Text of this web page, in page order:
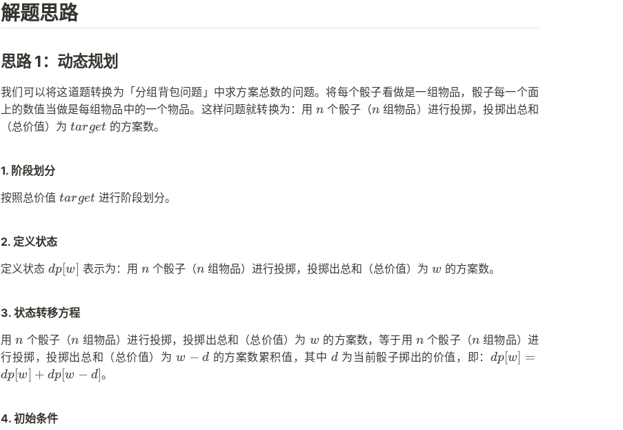
解题思路
思路 1：动态规划
我们可以将这道题转换为「分组背包问题」中求方案总数的问题。将每个骰子看做是一组物品，骰子每一个面
上的数值当做是每组物品中的一个物品。这样问题就转换为：用n
n 个骰子（n
n组物品）进行投掷，投掷出总和
（总价值）为 target
target 的方案数。
1. 阶段划分
按照总价值 target
target 进行阶段划分。
2. 定义状态
定义状态 dp[w]
dp[w] 表示为：用 n
n个骰子（n
n组物品）进行投掷，投掷出总和（总价值）为 w
w 的方案数。
3. 状态转移方程
用n
n 个骰子（n
n 组物品）进行投掷，投掷出总和（总价值）为 w
w 的方案数，等于用n
n 个骰子（n
n 组物品）进
行投掷，投掷出总和（总价值）为 w
w − d 的方案数累积值，其中 d
d为当前骰子掷出的价值，即： dp[w]
dp[w] =
dp[w] + dp[w − d]。
4. 初始条件